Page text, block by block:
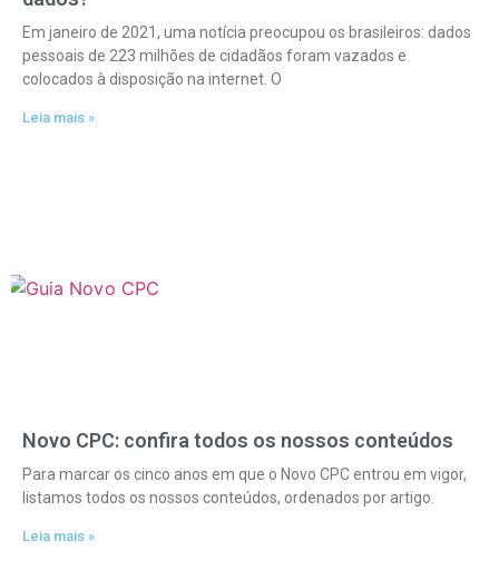
Em janeiro de 2021, uma notícia preocupou os brasileiros: dados
pessoais de 223 milhões de cidadãos foram vazados e
colocados à disposição na internet. O
Leia mais »
Novo CPC: confira todos os nossos conteúdos
Para marcar os cinco anos em que o Novo CPC entrou em vigor,
listamos todos os nossos conteúdos, ordenados por artigo.
Leia mais »